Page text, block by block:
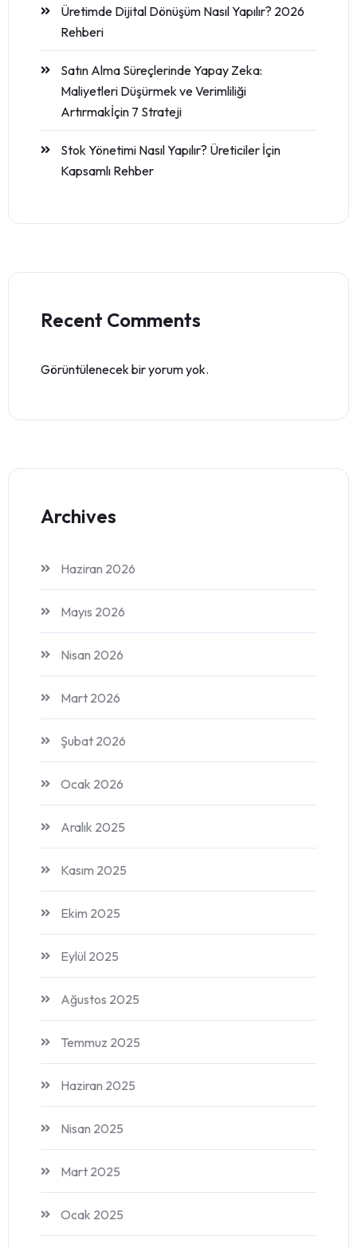
Üretimde Dijital Dönüşüm Nasıl Yapılır? 2026
Rehberi
Satın Alma Süreçlerinde Yapay Zeka:
Maliyetleri Düşürmek ve Verimliliği
Artırmakİçin 7 Strateji
Stok Yönetimi Nasıl Yapılır? Üreticiler İçin
Kapsamlı Rehber
Recent Comments
Görüntülenecek bir yorum yok.
Archives
Haziran 2026
Mayıs 2026
Nisan 2026
Mart 2026
Şubat 2026
Ocak 2026
Aralık 2025
Kasım 2025
Ekim 2025
Eylül 2025
Ağustos 2025
Temmuz 2025
Haziran 2025
Nisan 2025
Mart 2025
Ocak 2025